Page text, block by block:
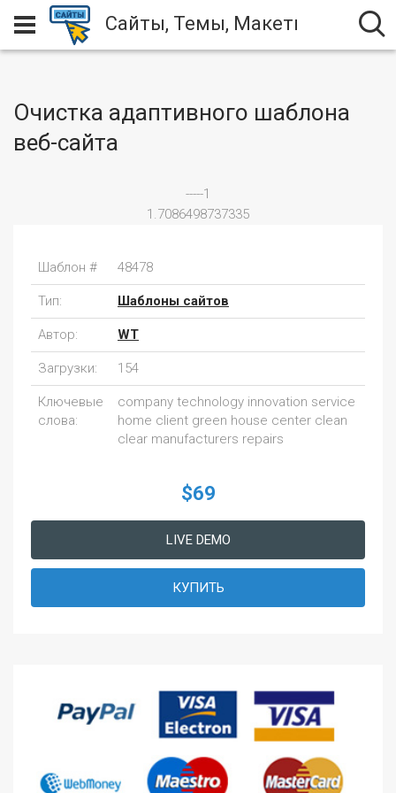
Сайты, Темы, Макеты
Очистка адаптивного шаблона
веб-сайта
-----1
1.7086498737335
Шаблон # 48478
Тип: Шаблоны сайтов
Автор: WT
Загрузки: 154
Ключевые
слова:
company technology innovation service
home client green house center clean
clear manufacturers repairs
$69
LIVE DEMO
КУПИТЬ